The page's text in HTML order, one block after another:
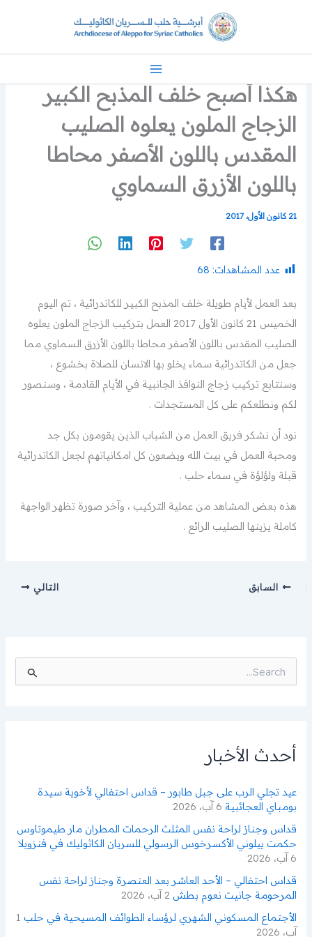
هكذا أصبح خلف المذبح الكبير
الزجاج الملون يعلوه الصليب
المقدس باللون الأصفر محاطا
باللون الأزرق السماوي
21 كانون الأول، 2017
عدد المشاهدات: 68
بعد العمل لأيام طويلة خلف المذبح الكبير للكاتدرائية ، تم اليوم
الخميس 21 كانون الأول 2017 العمل بتركيب الزجاج الملون يعلوه
الصليب المقدس باللون الأصفر محاطا باللون الأزرق السماوي مما
جعل من الكاتدرائية سماء يخلو بها الانسان للصلاة بخشوع ،
وسنتابع تركيب زجاج النوافذ الجانبية في الأيام القادمة ، وسنصور
لكم ونطلعكم على كل المستجدات .
نود أن نشكر فريق العمل من الشباب الذين يقومون بكل جد
ومحبة العمل في بيت الله ويضعون كل امكانياتهم لجعل الكاتدرائية
قبلة ولؤلؤة في سماء حلب .
هذه بعض المشاهد من عملية التركيب ، وآخر صورة تظهر الواجهة
كاملة يزينها الصليب الرائع .
السابق التالي
ن
أحدث الأخبار
عيد تجلي الرب على جبل طابور – قداس احتفالي لأخوية سيدة
بومباي العجائبية 6 آب، 2026
قداس وجناز لراحة نفس المثلث الرحمات المطران مار طيموتاوس
حكمت ييلوني الأكسرخوس الرسولي للسريان الكاثوليك في فنزويلا
6 آب، 2026
قداس احتفالي – الأحد العاشر بعد العنصرة وجناز لراحة نفس
المرحومة جانيت نعوم بطش 2 آب، 2026
الأجتماع المسكوني الشهري لرؤساء الطوائف المسيحية في حلب 1
آب، 2026